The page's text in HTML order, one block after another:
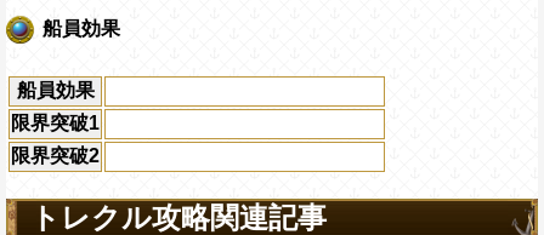
船員効果
船員効果
限界突破1
限界突破2
トレクル攻略関連記事